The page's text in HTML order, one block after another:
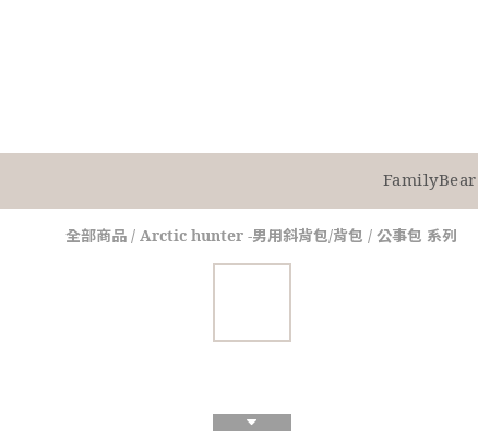
FamilyBear
全部商品 / Arctic hunter -男用斜背包/背包 / 公事包 系列